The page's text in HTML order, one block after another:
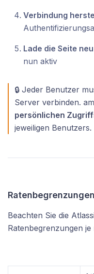
Verbindung
Lade die Seite neu
nun aktiv
🔒 Jeder Benutzer
Server verbinden.
persönlichen
jeweiligen Benutzers.
Ratenbegrenzungen
Beachten Sie die
Ratenbegrenzungen